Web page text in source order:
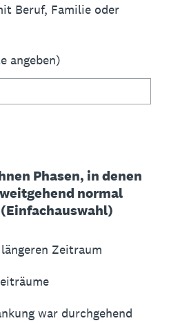
Beruf, Familie oder
angeben)
Phasen, in denen
normal
Zeitraum
war durchgehend